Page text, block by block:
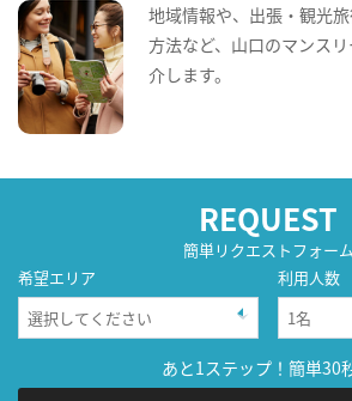
地域情報や、出張・観光
方法など、山口のマンス
介します。
REQUEST
簡単リクエストフォーム
希望エリア
利用人数
あと1ステップ！簡単30